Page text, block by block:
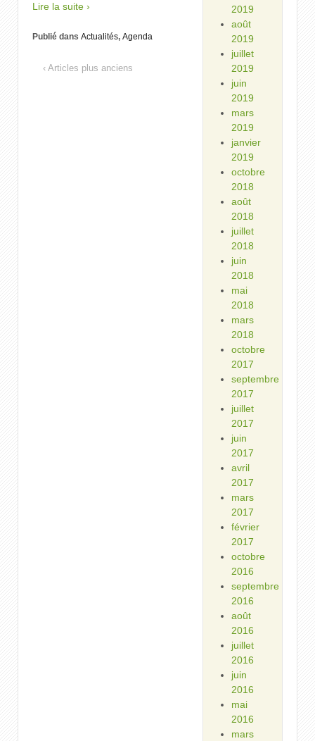
Lire la suite ›
Publié dans Actualités, Agenda
‹ Articles plus anciens
2019
août
2019
juillet
2019
juin
2019
mars
2019
janvier
2019
octobre
2018
août
2018
juillet
2018
juin
2018
mai
2018
mars
2018
octobre
2017
septembre
2017
juillet
2017
juin
2017
avril
2017
mars
2017
février
2017
octobre
2016
septembre
2016
août
2016
juillet
2016
juin
2016
mai
2016
mars